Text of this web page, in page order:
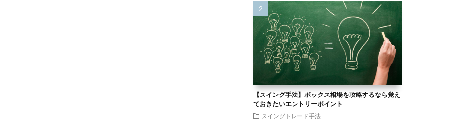
【スイング手法】ボックス相場を攻略するなら覚え
ておきたいエントリーポイント
スイングトレード手法